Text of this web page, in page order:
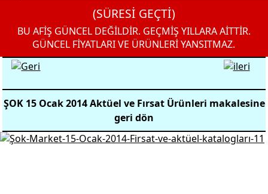
(SÜRESİ GEÇTİ)
BU AFİŞ GÜNCEL DEĞİLDİR. GEÇMİŞ YILLARA AİTTİR.
GÜNCEL FİYATLARI VE ÜRÜNLERİ YANSITMAZ.
ŞOK 15 Ocak 2014 Aktüel ve Fırsat Ürünleri makalesine
geri dön